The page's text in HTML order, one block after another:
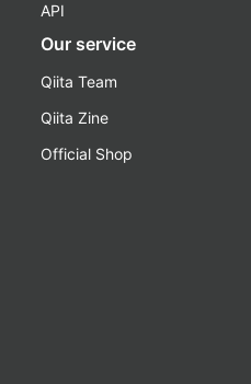
API
Our service
Qiita Team
Qiita Zine
Official Shop